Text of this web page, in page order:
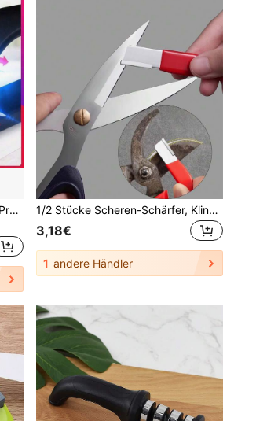
4-in-1 Messerschärfer, Original Premium Polierte Klingen, Bester Küchenmesserschärfer, funktioniert wirklich für Keramik- und Stahlmesser, Scheren. Küchenmesser- und Scherenschärfwerkzeug zum Schleifen von Messern, feiner Schlitz für tägliches Schärfen und auch für die Vorbereitungsphase des Messerschleifens, exakter Schleifschlitz für minutiöses Schleifen und Polieren
1/2 Stücke Scheren-Schärfer, Klingen-Schärfwerkzeug, Obstbaum-Scheren-Schärfer, Haushalts-Stein-Schärfer, Küchenwerkzeug, tragbarer Schärfer, geeignet für kleine Jagdmesser, Gartenscheren/Schälmesser/Axtklingen-Schärfer, Garten
3,18€
1 andere Händler